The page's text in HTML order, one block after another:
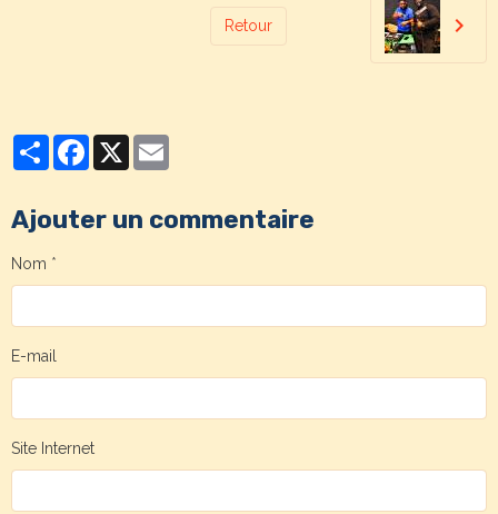
Retour
PartagerFacebook
X
Ajouter un commentaire
Nom
E-mail
Site Internet